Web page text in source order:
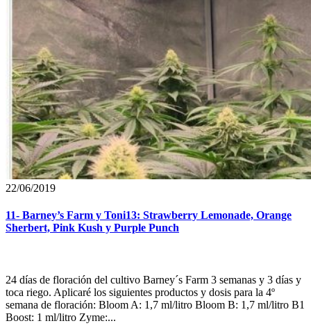
22/06/2019
11- Barney’s Farm y Toni13: Strawberry Lemonade, Orange
Sherbert, Pink Kush y Purple Punch
24 días de floración del cultivo Barney´s Farm 3 semanas y 3 días y
toca riego. Aplicaré los siguientes productos y dosis para la 4º
semana de floración: Bloom A: 1,7 ml/litro Bloom B: 1,7 ml/litro B1
Boost: 1 ml/litro Zyme:...